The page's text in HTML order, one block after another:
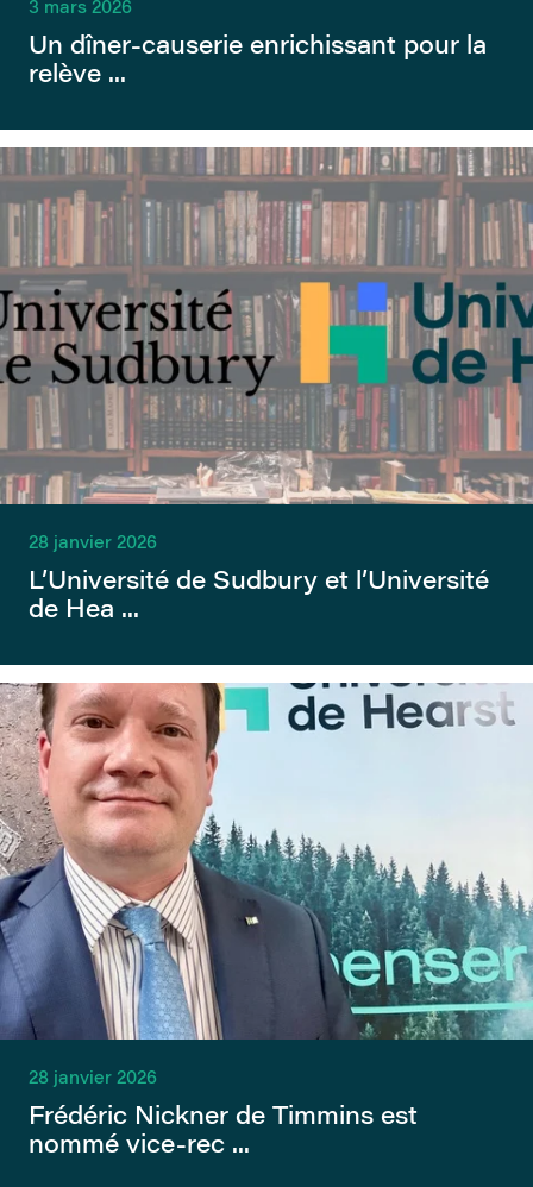
3 mars 2026
Un dîner-causerie enrichissant pour la
relève ...
28 janvier 2026
L’Université de Sudbury et l’Université
de Hea ...
28 janvier 2026
Frédéric Nickner de Timmins est
nommé vice-rec ...